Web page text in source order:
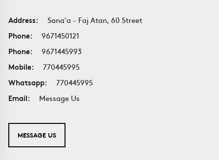
Address:
Sana'a - Faj Atan, 60 Street
Phone:
9671450121
Phone:
9671445993
Mobile:
770445995
Whatsapp:
770445995
Email:
Message Us
MESSAGE US